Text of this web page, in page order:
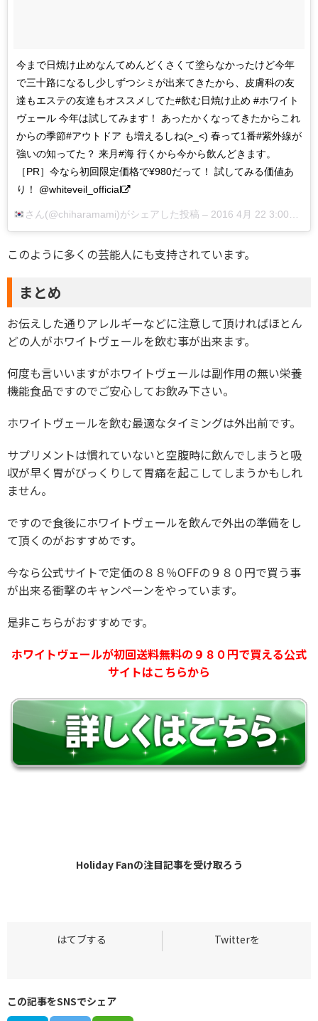
今まで日焼け止めなんてめんどくさくて塗らなかったけど今年
で三十路になるし少しずつシミが出来てきたから、皮膚科の友
達もエステの友達もオススメしてた#飲む日焼け止め #ホワイト
ヴェール 今年は試してみます！ あったかくなってきたからこれ
からの季節#アウトドア も増えるしね(>_<) 春って1番#紫外線が
強いの知ってた？ 来月#海 行くから今から飲んどきます。
［PR］今なら初回限定価格で¥980だって！ 試してみる価値あ
り！ @whiteveil_official
さん(@chiharamami)がシェアした投稿 – 2016 4月 22 3:00午前 PDT
このように多くの芸能人にも支持されています。
まとめ
お伝えした通りアレルギーなどに注意して頂ければほとん
どの人がホワイトヴェールを飲む事が出来ます。
何度も言いいますがホワイトヴェールは副作用の無い栄養
機能食品ですのでご安心してお飲み下さい。
ホワイトヴェールを飲む最適なタイミングは外出前です。
サプリメントは慣れていないと空腹時に飲んでしまうと吸
収が早く胃がびっくりして胃痛を起こしてしまうかもしれ
ません。
ですので食後にホワイトヴェールを飲んで外出の準備をし
て頂くのがおすすめです。
今なら公式サイトで定価の８８％OFFの９８０円で買う事
が出来る衝撃のキャンペーンをやっています。
是非こちらがおすすめです。
ホワイトヴェールが初回送料無料の９８０円で買える公式
サイトはこちらから
Holiday Fanの注目記事を受け取ろう
この記事をSNSでシェア